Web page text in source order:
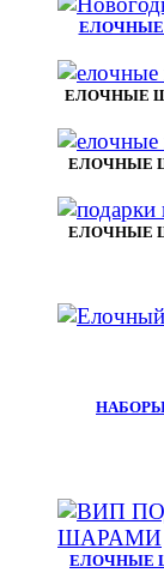
ЕЛОЧНЫЕ
ЕЛОЧНЫЕ
ЕЛОЧНЫЕ
ЕЛОЧНЫЕ
НАБОРЫ
ЕЛОЧНЫЕ